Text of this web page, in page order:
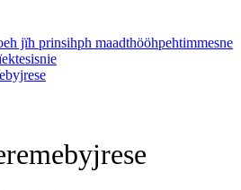
jïh prinsihph maadthööhpehtimmesne